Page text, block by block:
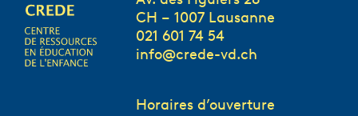
CH – 1007 Lausanne
021 601 74 54
info@crede-vd.ch
Horaires d’ouverture